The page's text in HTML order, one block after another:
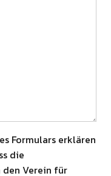
Formulars erklären
die
den Verein für